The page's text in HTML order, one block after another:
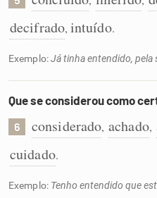
decifrado, intuído.
Exemplo:Já tinha entendido, pela
Que se considerou como
6 considerado, achado,
cuidado.
Exemplo: Tenho entendido que